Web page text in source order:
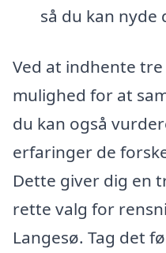
så du kan nyde
Ved at indhente
mulighed for at
du kan også
erfaringer de
Dette giver dig en
rette valg for
Langesø. Tag det